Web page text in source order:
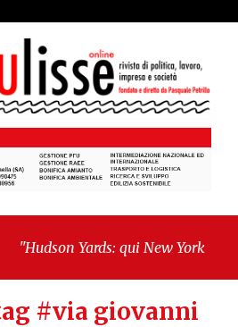
"Hudson Yards: qui New York morde il
#via giovanni